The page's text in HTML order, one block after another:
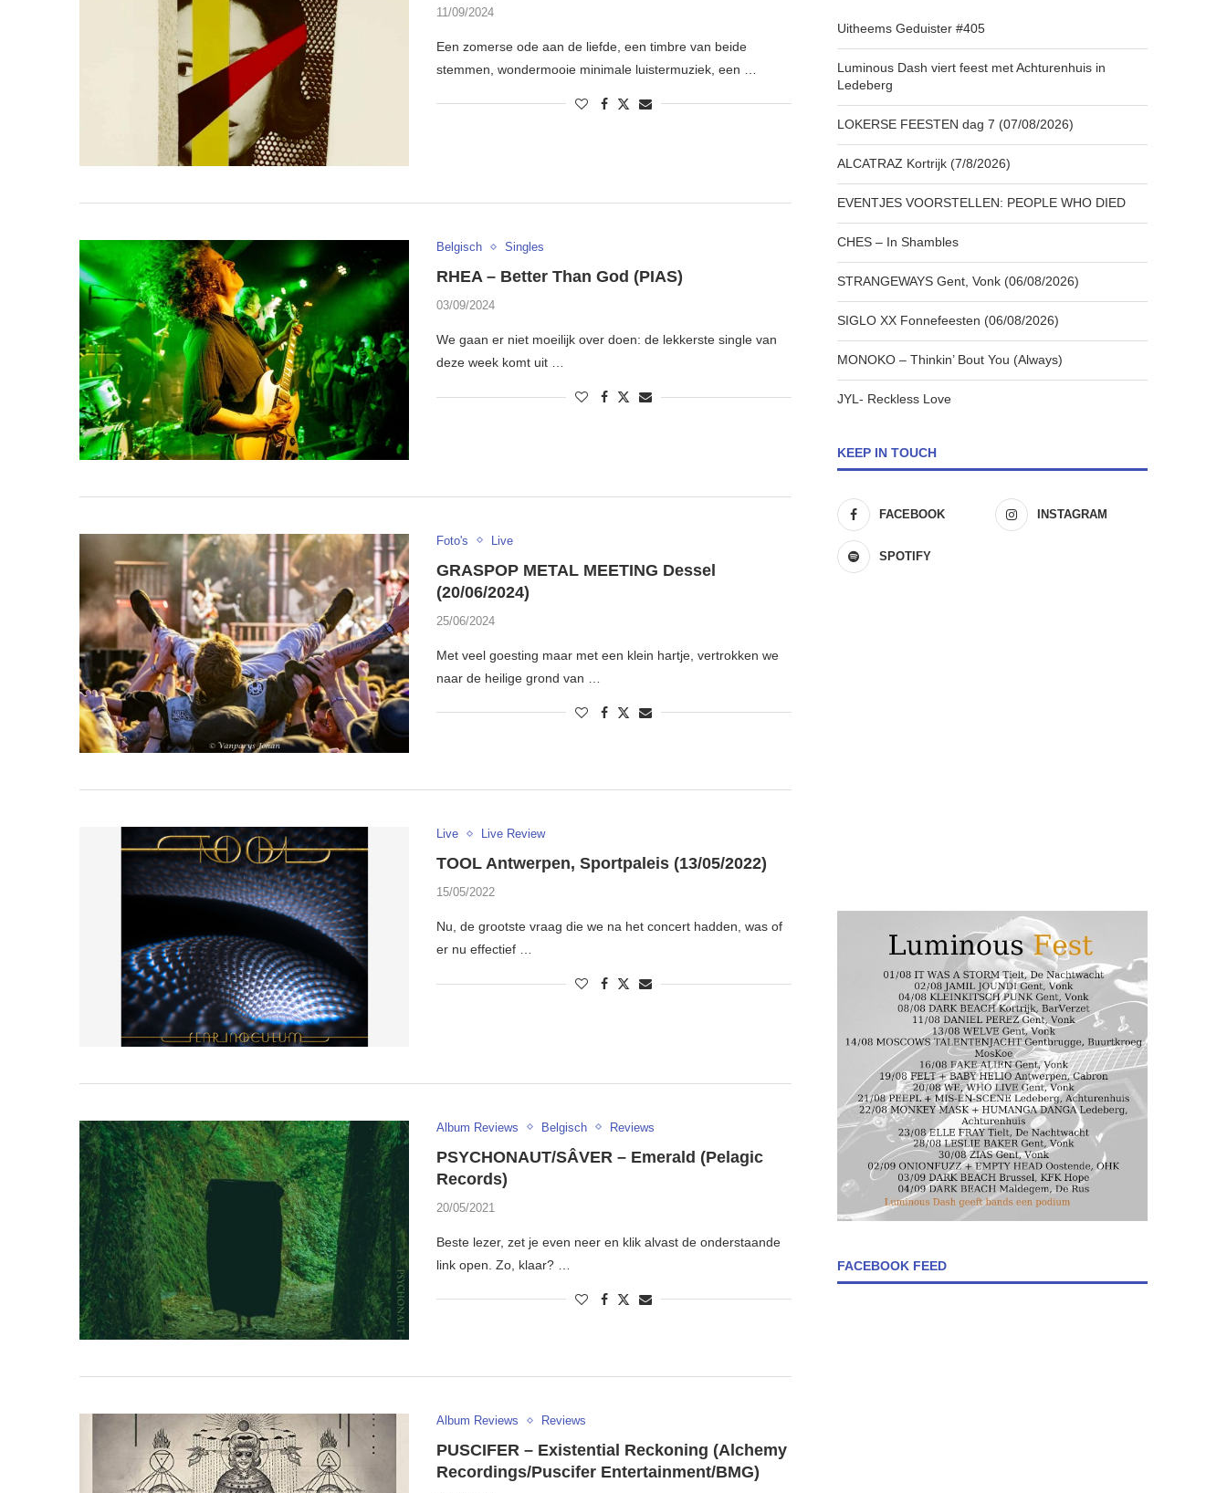
11/09/2024
Een zomerse ode aan de liefde, een timbre van beide
stemmen, wondermooie minimale luistermuziek, een …
Belgisch Singles
RHEA – Better Than God (PIAS)
03/09/2024
We gaan er niet moeilijk over doen: de lekkerste single van
deze week komt uit …
Foto's Live
GRASPOP METAL MEETING Dessel
(20/06/2024)
25/06/2024
Met veel goesting maar met een klein hartje, vertrokken we
naar de heilige grond van …
Live Live Review
TOOL Antwerpen, Sportpaleis (13/05/2022)
15/05/2022
Nu, de grootste vraag die we na het concert hadden, was of
er nu effectief …
Album Reviews Belgisch Reviews
PSYCHONAUT/SÂVER – Emerald (Pelagic
Records)
20/05/2021
Beste lezer, zet je even neer en klik alvast de onderstaande
link open. Zo, klaar? …
Album Reviews Reviews
PUSCIFER – Existential Reckoning (Alchemy
Recordings/Puscifer Entertainment/BMG)
Uitheems Geduister #405
Luminous Dash viert feest met Achturenhuis in
Ledeberg
LOKERSE FEESTEN dag 7 (07/08/2026)
ALCATRAZ Kortrijk (7/8/2026)
EVENTJES VOORSTELLEN: PEOPLE WHO DIED
CHES – In Shambles
STRANGEWAYS Gent, Vonk (06/08/2026)
SIGLO XX Fonnefeesten (06/08/2026)
MONOKO – Thinkin’ Bout You (Always)
JYL- Reckless Love
KEEP IN TOUCH
FACEBOOK INSTAGRAM
SPOTIFY
FACEBOOK FEED